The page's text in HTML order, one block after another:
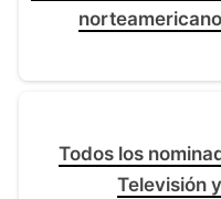
Todos los
Televisión